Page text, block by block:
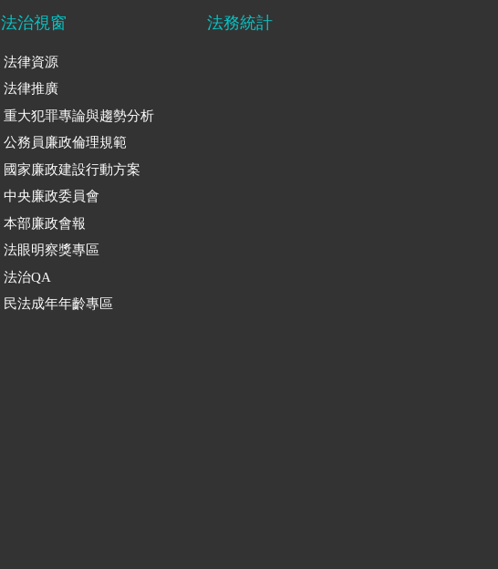
法治視窗
法律資源
法律推廣
重大犯罪專論與趨勢分析
公務員廉政倫理規範
國家廉政建設行動方案
中央廉政委員會
本部廉政會報
法眼明察獎專區
法治QA
民法成年年齡專區
法務統計